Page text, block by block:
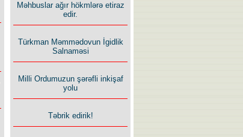
Məhbuslar ağır hökmlərə etiraz
edir.
Türkman Məmmədovun İgidlik
Salnaməsi
Milli Ordumuzun şərəfli inkişaf
yolu
Təbrik edirik!